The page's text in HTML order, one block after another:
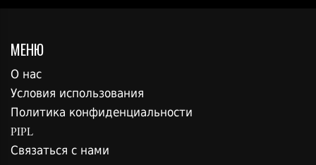
МЕНЮ
О нас
Условия использования
Политика конфиденциальности
PIPL
Связаться с нами